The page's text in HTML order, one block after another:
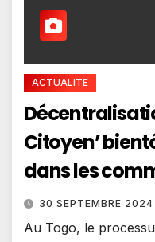
ACTUALITE
Citoyen’
dans les
30 SEPTEMBRE 2024
Au Togo, le